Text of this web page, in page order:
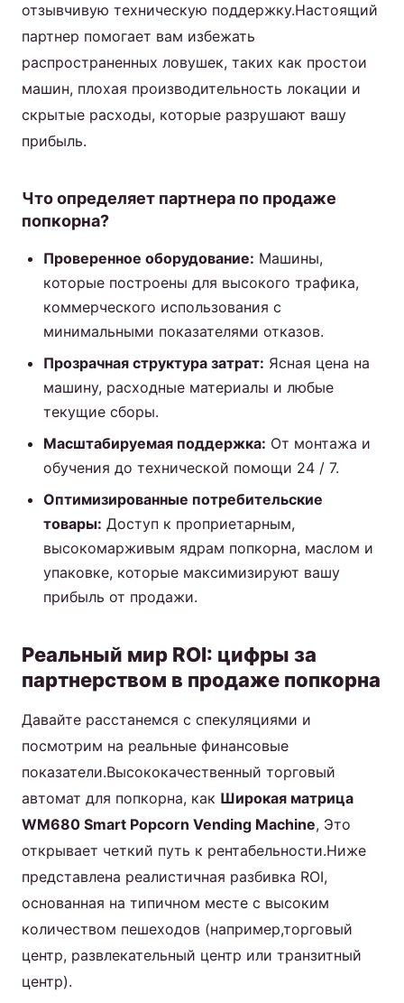
отзывчивую техническую поддержку.Настоящий
партнер помогает вам избежать
распространенных ловушек, таких как простои
машин, плохая производительность локации и
скрытые расходы, которые разрушают вашу
прибыль.
Что определяет партнера по продаже
попкорна?
Проверенное оборудование: Машины,
которые построены для высокого трафика,
коммерческого использования с
минимальными показателями отказов.
Прозрачная структура затрат: Ясная цена на
машину, расходные материалы и любые
текущие сборы.
Масштабируемая поддержка: От монтажа и
обучения до технической помощи 24 / 7.
Оптимизированные потребительские
товары: Доступ к проприетарным,
высокомарживым ядрам попкорна, маслом и
упаковке, которые максимизируют вашу
прибыль от продажи.
Реальный мир ROI: цифры за
партнерством в продаже попкорна
Давайте расстанемся с спекуляциями и
посмотрим на реальные финансовые
показатели.Высококачественный торговый
автомат для попкорна, как Широкая матрица
WM680 Smart Popcorn Vending Machine, Это
открывает четкий путь к рентабельности.Ниже
представлена реалистичная разбивка ROI,
основанная на типичном месте с высоким
количеством пешеходов (например,торговый
центр, развлекательный центр или транзитный
центр).